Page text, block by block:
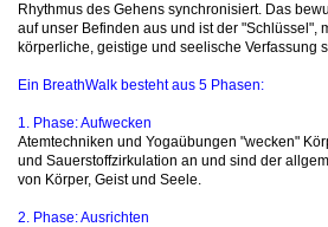
Rhythmus des Gehens synchronisiert. Das
auf unser Befinden aus und ist der "Schlüssel",
körperliche, geistige und seelische Verfassung
Ein BreathWalk besteht aus 5 Phasen:
1. Phase: Aufwecken
Atemtechniken und Yogaübungen "wecken"
und Sauerstoffzirkulation an und sind der
von Körper, Geist und Seele.
2. Phase: Ausrichten